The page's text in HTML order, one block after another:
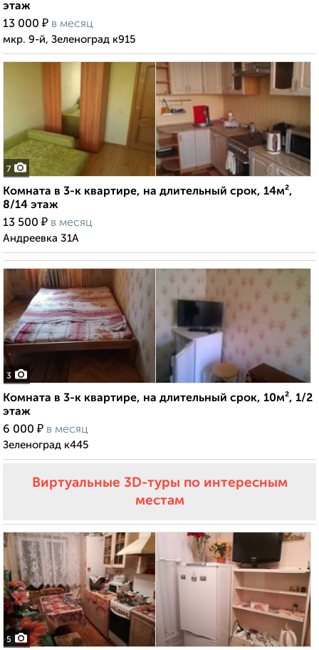
этаж
13 000 ₽ в месяц
мкр. 9-й, Зеленоград к915
7
Комната в 3-к квартире, на длительный срок, 14м²,
8/14 этаж
13 500 ₽ в месяц
Андреевка 31А
3
Комната в 3-к квартире, на длительный срок, 10м², 1/2
этаж
6 000 ₽ в месяц
Зеленоград к445
Виртуальные 3D-туры по интересным
местам
5